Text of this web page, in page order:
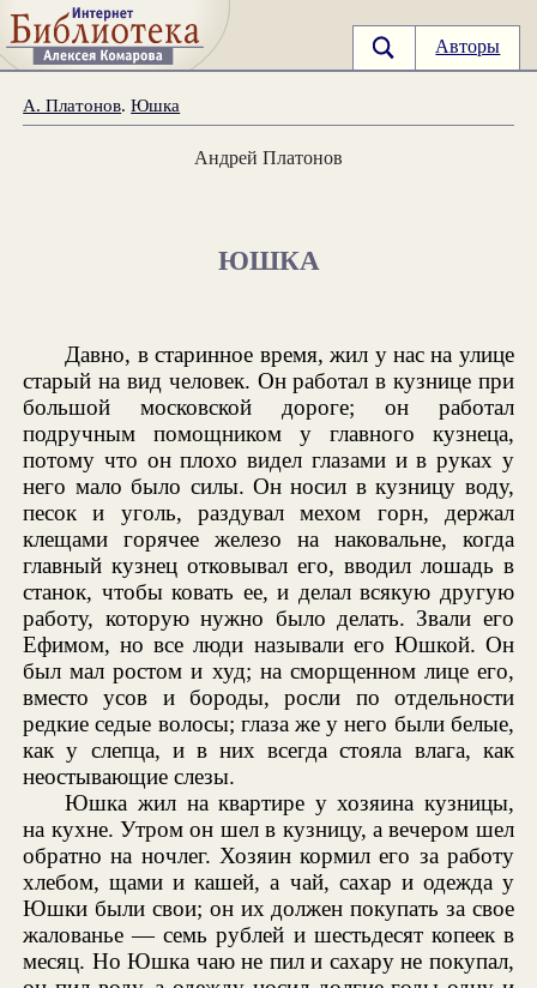
Авторы
А. Платонов.Юшка
Андрей Платонов
ЮШКА
Давно, в старинное время, жил у нас на улице
старый на вид человек. Он работал в кузнице при
большой московской дороге; он работал
подручным помощником у главного кузнеца,
потому что он плохо видел глазами и в руках у
него мало было силы. Он носил в кузницу воду,
песок и уголь, раздувал мехом горн, держал
клещами горячее железо на наковальне, когда
главный кузнец отковывал его, вводил лошадь в
станок, чтобы ковать ее, и делал всякую другую
работу, которую нужно было делать. Звали его
Ефимом, но все люди называли его Юшкой. Он
был мал ростом и худ; на сморщенном лице его,
вместо усов и бороды, росли по отдельности
редкие седые волосы; глаза же у него были белые,
как у слепца, и в них всегда стояла влага, как
неостывающие слезы.
Юшка жил на квартире у хозяина кузницы,
на кухне. Утром он шел в кузницу, а вечером шел
обратно на ночлег. Хозяин кормил его за работу
хлебом, щами и кашей, а чай, сахар и одежда у
Юшки были свои; он их должен покупать за свое
жалованье — семь рублей и шестьдесят копеек в
месяц. Но Юшка чаю не пил и сахару не покупал,